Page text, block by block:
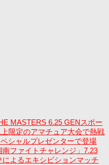
MASTERS 6.25 GENスポー
限定のアマチュア大会で熱戦
シャルプレゼンターで登場
ファイトチャレンジ」7.23
よるエキシビションマッチ